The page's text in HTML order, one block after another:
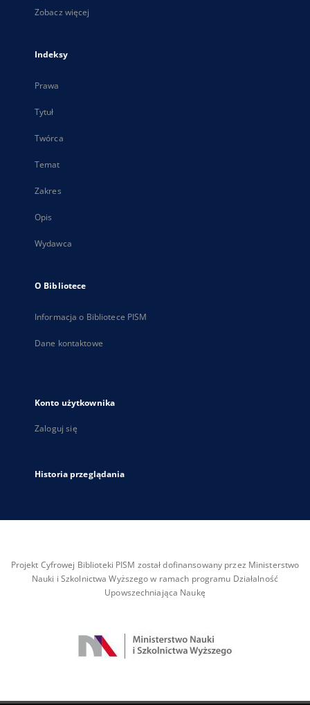
Zobacz więcej
Indeksy
Prawa
Tytuł
Twórca
Temat
Zakres
Opis
Wydawca
O Bibliotece
Informacja o Bibliotece PISM
Dane kontaktowe
Konto użytkownika
Zaloguj się
Historia przeglądania
Projekt Cyfrowej Biblioteki PISM został dofinansowany przez Ministerstwo
Nauki i Szkolnictwa Wyższego w ramach programu Działalność
Upowszechniająca Naukę